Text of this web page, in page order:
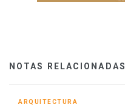
NOTAS RELACIONADAS
ARQUITECTURA